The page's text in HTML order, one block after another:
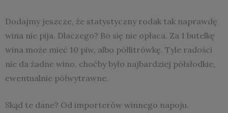
Dodajmy jeszcze, że statystyczny rodak tak naprawdę
wina nie pija. Dlaczego? Bo się nie opłaca. Za 1 butelkę
wina może mieć 10 piw, albo półlitrówkę. Tyle radości
nie da żadne wino, choćby było najbardziej półsłodkie,
ewentualnie półwytrawne.
Skąd te dane? Od importerów winnego napoju.